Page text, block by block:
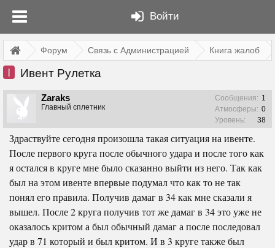
Войти
Форум Связь с Администрацией Книга жалоб
I Ивент Рулетка
Zaraks
Главный сплетник
Сообщения: 1
Атмосферы: 0
Уровень:
38
Здраствуйте сегодня произошла такая ситуация на ивенте.
После первого круга после обычного удара и после того как
я остался в круге мне было сказанно выйти из него. Так как
был на этом ивенте впервые подумал что как то не так
понял его правила. Получив дамаг в 34 как мне сказали я
вышел. После 2 круга получив тот же дамаг в 34 это уже не
оказалось критом а был обычный дамаг а после последовал
удар в 71 который и был критом. И в 3 круге также был